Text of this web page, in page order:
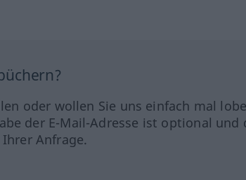
oder wollen Sie uns einfach mal
der E-Mail-Adresse ist optional und
Anfrage.